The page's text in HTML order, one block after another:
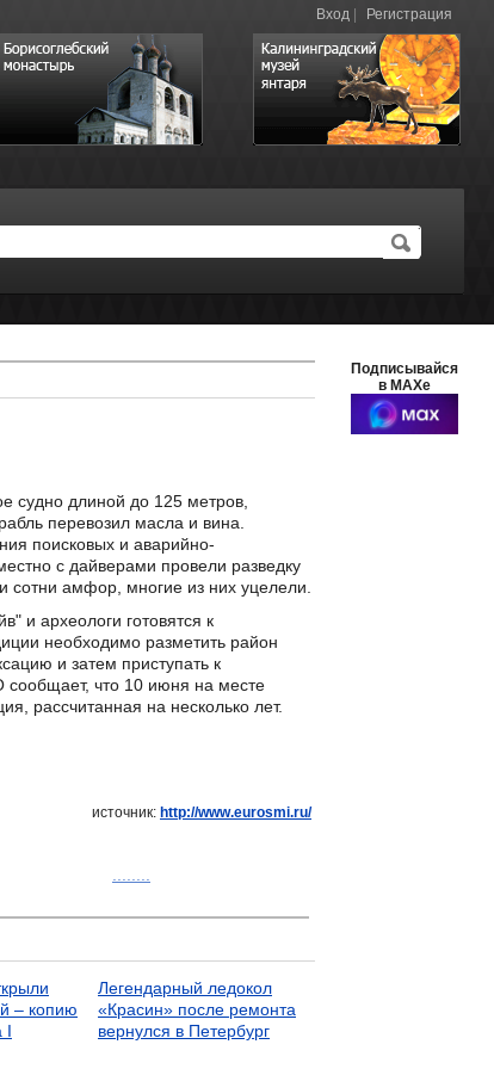
Вход Регистрация
судно длиной до 125 метров,
перевозил масла и вина.
поисковых и аварийно-
с дайверами провели разведку
сотни амфор, многие из них уцелели.
и археологи готовятся к
необходимо разметить район
и затем приступать к
что 10 июня на месте
рассчитанная на несколько лет.
источник: http://www.eurosmi.ru/
– копию
I
Легендарный ледокол
«Красин» после ремонта
вернулся в Петербург
Подписывайся
в MAXе